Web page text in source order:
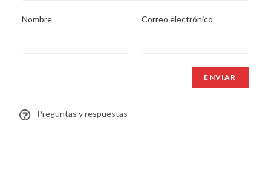
Nombre Correo electrónico
Preguntas y respuestas